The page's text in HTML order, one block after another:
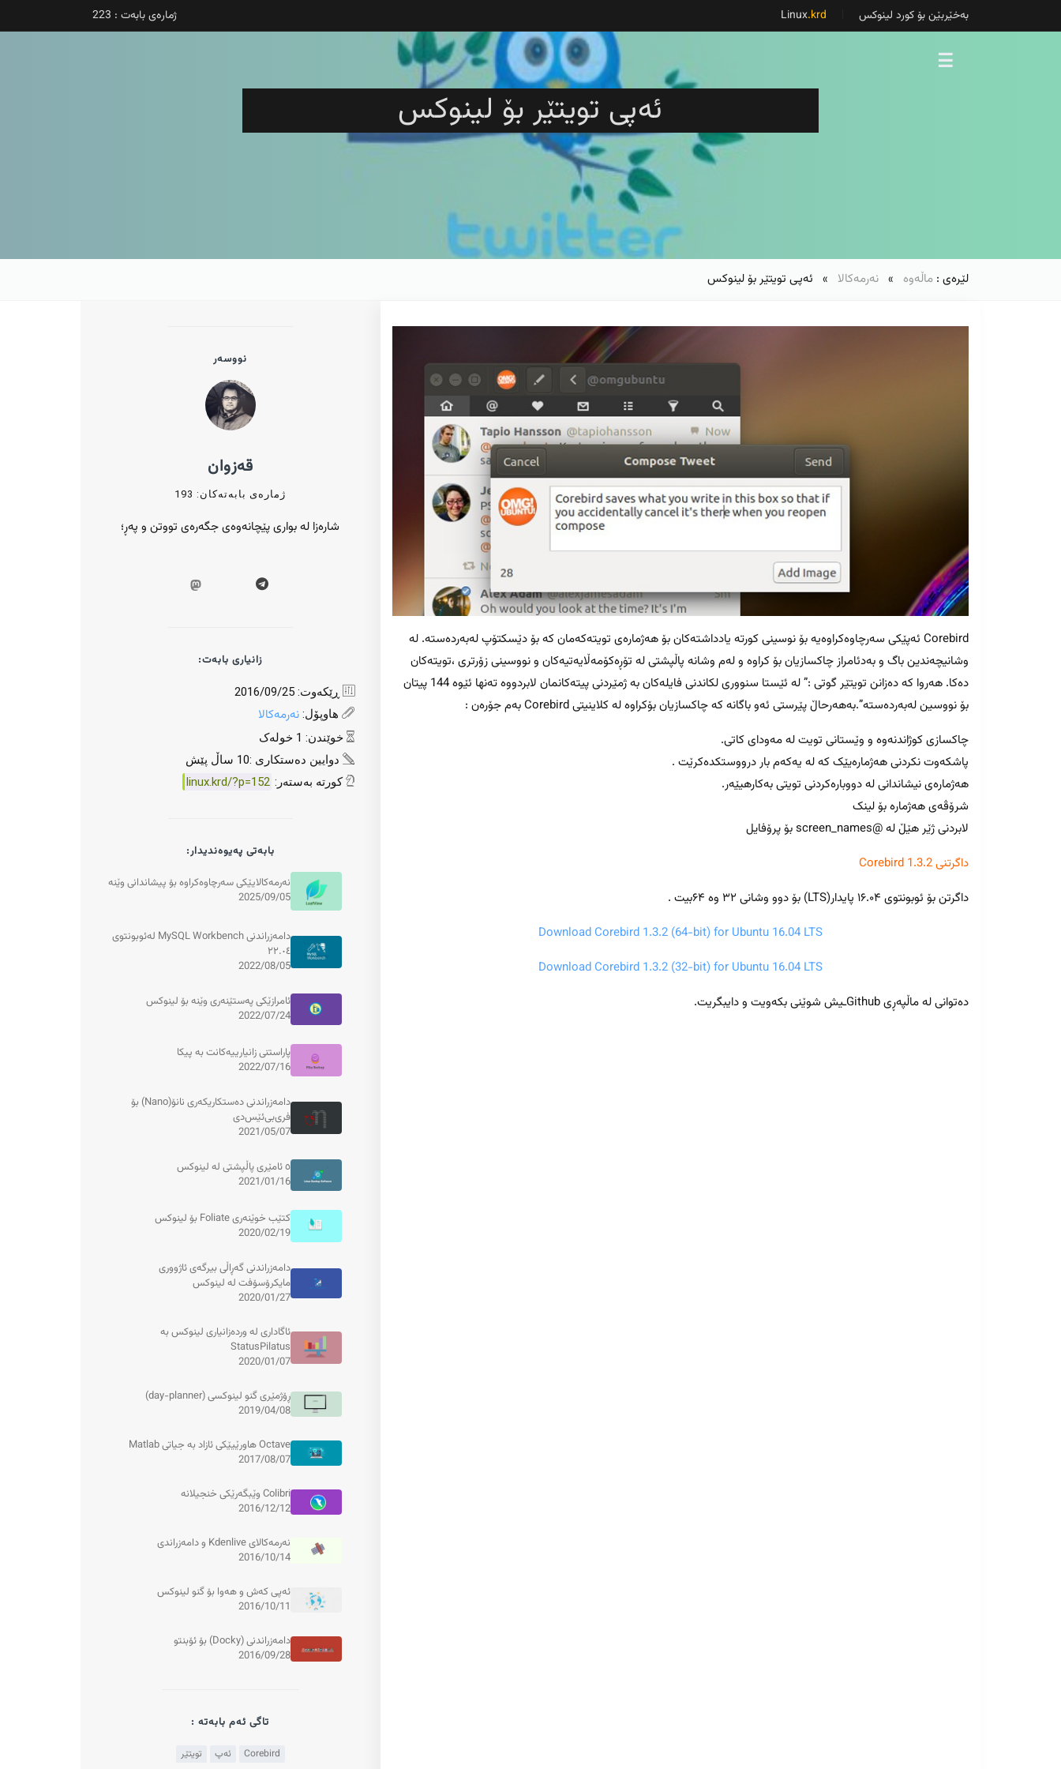
بەخێربێن بۆ کورد لینوکس .krd ژمارەی بابەت : 223
☰
ئەپی تویتێر بۆ لینوکس
لێرەی : ماڵەوە » نەرمەکالا » ئەپی تویتێر بۆ لینوکس
Corebird ئەپێکی سەرچاوەکراوەیە بۆ نوسینی کورتە یادداشتەکان بۆ هەژمارەی تویتەکەمان کە بۆ دێسکتۆپ لەبەردەستە. لە
وشانیچەندین باگ و بەدئامراز چاکسازیان بۆ کراوە و لەم وشانە پاڵپشتی لە تۆڕەکۆمەڵایەتیەکان و نووسینی زۆرتری ،تویتەکان
دەکا. هەروا کە دەزانن تویتێر گوتی :” لە ئێستا سنووری لکاندنی فایلەکان بە ژمێردنی پیتەکانمان لابردووە تەنها ئێوە 144 پیتان
بۆ نووسین لەبەردەستە”.بەهەرحاڵ پێرستی ئەو باگانە کە چاکسازیان بۆکراوە لە کلاینیتی Corebird بەم جۆرەن :
چاکسازی کوژاندنەوە و وێستانی تویت لە مەودای کاتی.
پاشکەوت نکردنی هەژمارەیێک کە لە یەکەم بار درووستکدەکرێت .
هەژمارەی نیشاندانی لە دووبارەکردنی تویتی بەکارهیێەر.
شرۆڤەی هەژمارە بۆ لینک
لابردنی ژێر هێڵ لە @screen_names بۆ پرۆفایل
داگرتنی Corebird 1.3.2
داگرتن بۆ ئوبونتوی ۱۶.۰۴ پایدار(LTS) بۆ دوو وشانی ۳۲ وە ۶۴بیت .
Download Corebird 1.3.2 (64-bit) for Ubuntu 16.04 LTS
Download Corebird 1.3.2 (32-bit) for Ubuntu 16.04 LTS
دەتوانی لە ماڵپەڕی Githubـیش شوێنی بکەویت و دایبگریت.
نووسەر
قەزوان
ژمارەی بابەتەکان: 193
شارەزا لە بواری پێچانەوەی جگەرەی تووتن و پەڕ؛
زانیاری بابەت:
ڕێکەوت: 2016/09/25
هاوپۆل: نەرمەکالا
خوێندن: 1 خولەک
دوایین دەستکاری :10 ساڵ پێش
کورتە بەستەر: linux.krd/?p=152
بابەتی پەیوەندیدار:
نەرمەکالایێکی سەرچاوەکراوە بۆ پیشاندانی وێنە
2025/09/05
دامەزراندنی MySQL Workbench لەئوبونتوی
٢٢.٠٤
2022/08/05
ئامرازێکی پەستێنەری وێنە بۆ لینوکس
2022/07/24
پاراستنی زانیارییەکانت بە پیکا
2022/07/16
دامەزراندنی دەستکاریکەری نانۆ(Nano) بۆ
فری‌بی‌ئێس‌دی
2021/05/07
٥ ئامێری پاڵپشتی لە لینوکس
2021/01/16
کتێب خوێنەری Foliate بۆ لینوکس
2020/02/19
دامەزراندنی گەڕاڵی بیرگەی ئاژووری
مایکرۆسۆفت لە لینوکس
2020/01/27
ئاگاداری لە وردەزانیاری لینوکس بە
StatusPilatus
2020/01/07
ڕۆژمێری گنو لینوکسی (day-planner)
2019/04/08
Octave هاورێیێکی ئازاد بە جیاتی Matlab
2017/08/07
Colibri وێبگەرێکی خنجیلانە
2016/12/12
نەرمەکالای Kdenlive و دامەزراندی
2016/10/14
ئەپی کەش و هەوا بۆ گنو لینوکس
2016/10/11
دامەزراندنی (Docky) بۆ ئۆبنتو
2016/09/28
تاگی ئەم بابەتە :
Corebird ئەپ تویتێر